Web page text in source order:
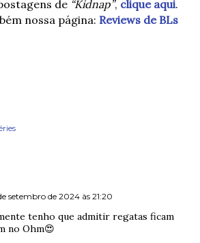
de “Kidnap”, clique aqui.
nossa página: Reviews de BLs
setembro de 2024 às 21:20
tenho que admitir regatas ficam
no Ohm😍